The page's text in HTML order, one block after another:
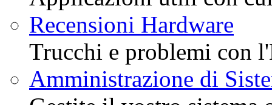
Recensioni Hardware
Trucchi e problemi con
Amministrazione di